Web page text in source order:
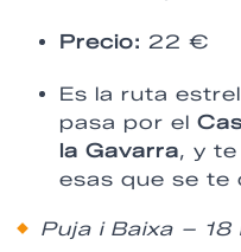
Precio: 22 €
Es la ruta
pasa por el
la Gavarra, y
esas que se te
Puja i Baixa – 18